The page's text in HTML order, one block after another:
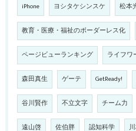
iPhone ヨシタケシンスケ 松本
教育・医療・福祉のボーダーレス化
ページビューランキング ライフワ
森田真生 ゲーテ GetReady!
谷川賢作 不立文字 チーム力
遠山啓 佐伯胖 認知科学